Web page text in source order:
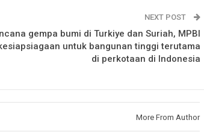
NEXT POST
gempa bumi di Turkiye dan Suriah, MPBI
untuk bangunan tinggi terutama
di perkotaan di Indonesia
More From Author